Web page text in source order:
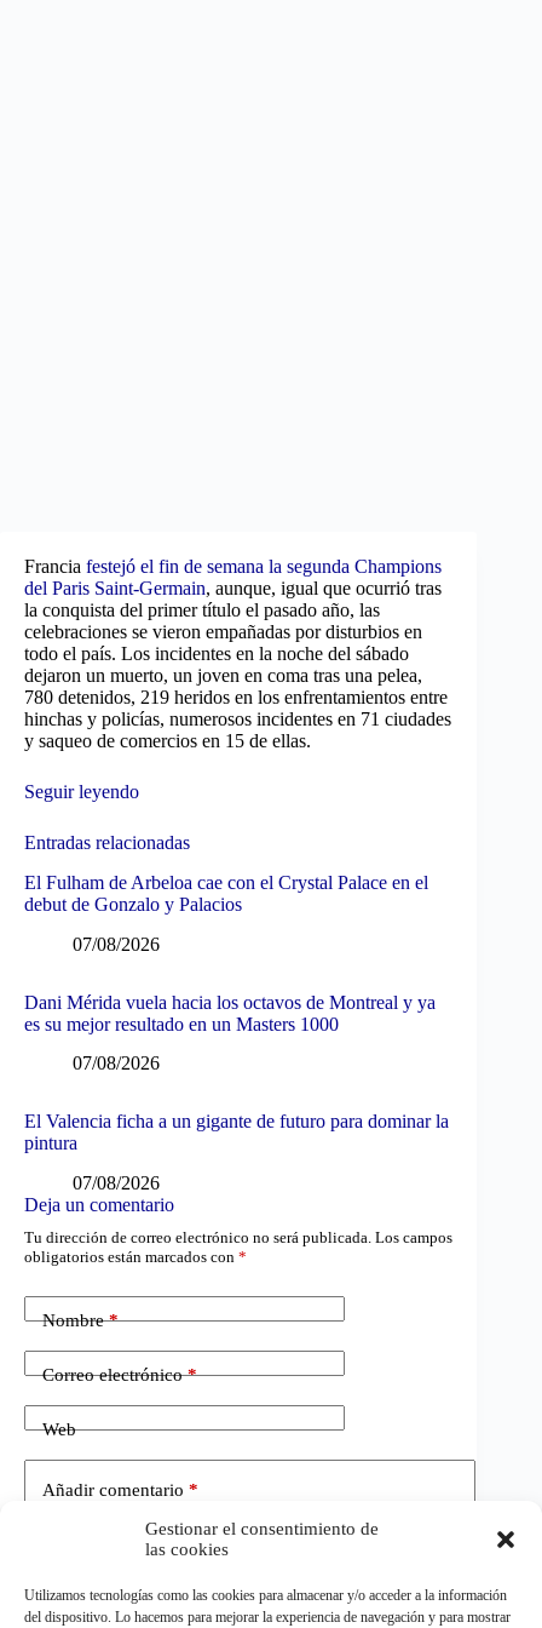
Gestionar el consentimiento de
las cookies
Utilizamos tecnologías como las cookies para almacenar y/o acceder a la información
del dispositivo. Lo hacemos para mejorar la experiencia de navegación y para mostrar
Francia festejó el fin de semana la segunda Champions
del Paris Saint-Germain, aunque, igual que ocurrió tras
la conquista del primer título el pasado año, las
celebraciones se vieron empañadas por disturbios en
todo el país. Los incidentes en la noche del sábado
dejaron un muerto, un joven en coma tras una pelea,
780 detenidos, 219 heridos en los enfrentamientos entre
hinchas y policías, numerosos incidentes en 71 ciudades
y saqueo de comercios en 15 de ellas.
Seguir leyendo
Entradas relacionadas
El Fulham de Arbeloa cae con el Crystal Palace en el
debut de Gonzalo y Palacios
07/08/2026
Dani Mérida vuela hacia los octavos de Montreal y ya
es su mejor resultado en un Masters 1000
07/08/2026
El Valencia ficha a un gigante de futuro para dominar la
pintura
07/08/2026
Deja un comentario
Tu dirección de correo electrónico no será publicada. Los campos
obligatorios están marcados con *
Nombre*
Correo electrónico*
Web
Añadir comentario *